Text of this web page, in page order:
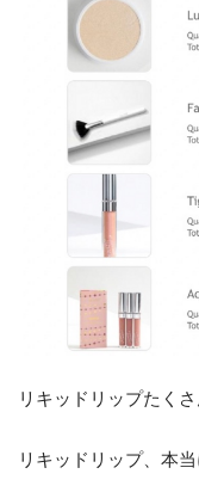
リキッドリップたく
リキッドリップ、本